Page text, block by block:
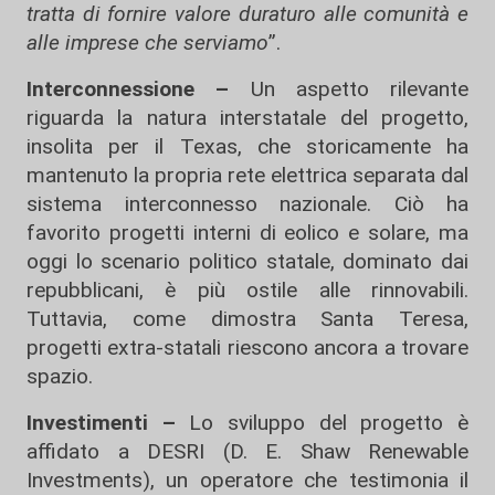
tratta di fornire valore duraturo alle comunità e
alle imprese che serviamo”.
Interconnessione – Un aspetto rilevante
riguarda la natura interstatale del progetto,
insolita per il Texas, che storicamente ha
mantenuto la propria rete elettrica separata dal
sistema interconnesso nazionale. Ciò ha
favorito progetti interni di eolico e solare, ma
oggi lo scenario politico statale, dominato dai
repubblicani, è più ostile alle rinnovabili.
Tuttavia, come dimostra Santa Teresa,
progetti extra-statali riescono ancora a trovare
spazio.
Investimenti – Lo sviluppo del progetto è
affidato a DESRI (D. E. Shaw Renewable
Investments), un operatore che testimonia il